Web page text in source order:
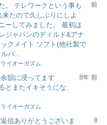
。 テレワークという事も
たので久しぶりにしよ
ーしてみました。 最初は
ジャパンのディルド&アナ
クメイト ソフト(他社製で
パ...
前
ライオーガズム
韻に浸ってます
とまたイキそうにな
8年 前
ライオーガズム
信ありがとうございま
8